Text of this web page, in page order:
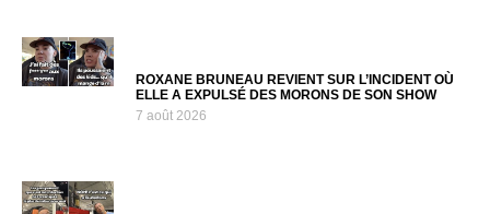
ROXANE BRUNEAU REVIENT SUR L’INCIDENT OÙ
ELLE A EXPULSÉ DES MORONS DE SON SHOW
7 août 2026